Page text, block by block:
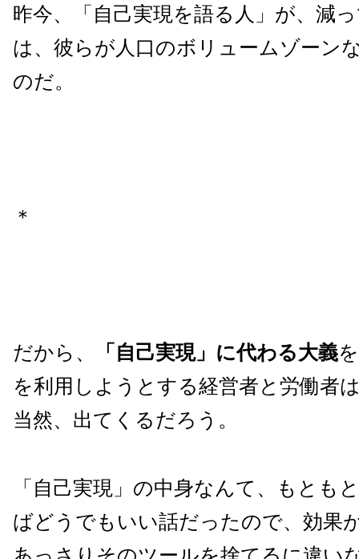
昨今、「自己実現を語る人」が、減
は、彼らが人口のボリュームゾーン
のだ。
＊
だから、 「自己実現」に代わる大義
を利用しようとする経営者と労働者
当然、出てくるだろう。
「自己実現」の中身なんて、もとも
ばどうでもいい話だったので、効果